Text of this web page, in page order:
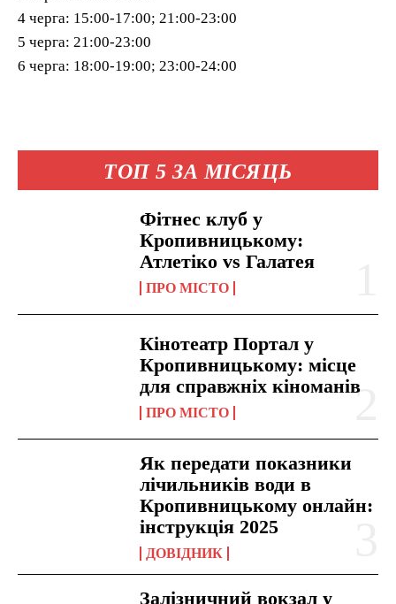
ТОП 5 ЗА МІСЯЦЬ
Фітнес клуб у
Кропивницькому:
Атлетіко vs Галатея
ПРО МІСТО
Кінотеатр Портал у
Кропивницькому: місце
для справжніх кіноманів
ПРО МІСТО
Як передати показники
лічильників води в
Кропивницькому онлайн:
інструкція 2025
ДОВІДНИК
Залізничний вокзал у
4 черга: 15:00-17:00; 21:00-23:00
5 черга: 21:00-23:00
6 черга: 18:00-19:00; 23:00-24:00